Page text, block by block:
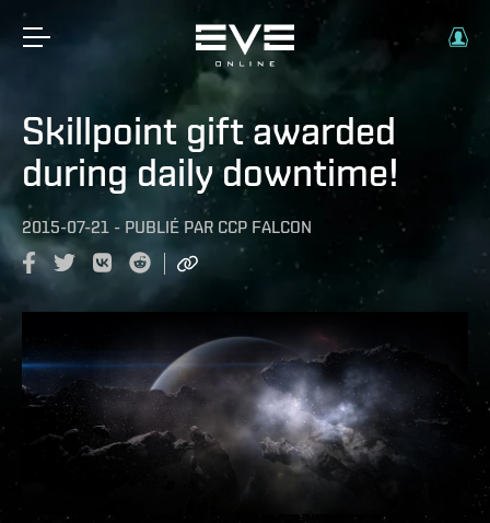
Skillpoint gift awarded
during daily downtime!
2015-07-21 - PUBLIÉ PAR CCP FALCON